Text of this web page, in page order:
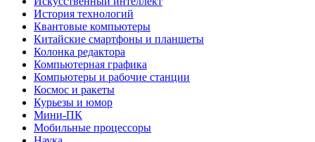
История технологий
Квантовые компьютеры
Китайские смартфоны и планшеты
Колонка редактора
Компьютерная графика
Компьютеры и рабочие станции
Космос и ракеты
Курьезы и юмор
Мини-ПК
Мобильные процессоры